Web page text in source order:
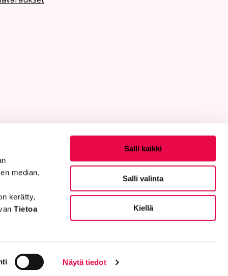
median,
kerätty,
Tietoa
Näytä tiedot
Salli kaikki
Salli valinta
Kiellä
media FacebookInstagram
X LinkedInYouTubeKaupunki